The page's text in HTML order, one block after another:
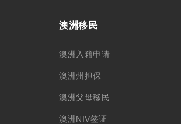
澳洲移民
澳洲入籍申请
澳洲州担保
澳洲父母移民
澳洲NIV签证